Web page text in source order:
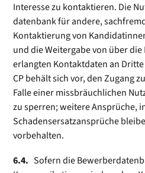
Interesse zu kontaktieren. Die
datenbank für andere,
Kontaktierung von
und die Weitergabe von über
erlangten Kontaktdaten an
CP behält sich vor, den Zugang
Falle einer missbräuchlichen
zu sperren; weitere Ansprüche,
Schadens­ersatz­ansprüche
vorbehalten.
6.4. Sofern die